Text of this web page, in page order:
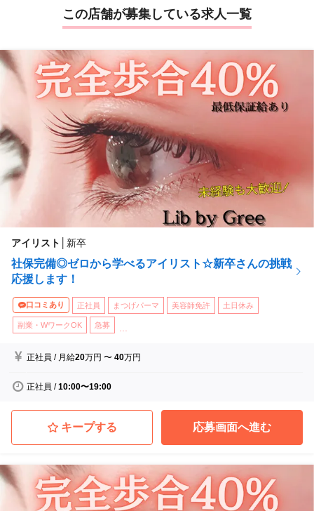
この店舗が募集している求人一覧
アイリスト 新卒
社保完備◎ゼロから学べるアイリスト☆新卒さんの挑戦
応援します！
口コミあり 正社員 まつげパーマ 美容師免許 土日休み
副業・WワークOK 急募
正社員 / 月給20万円 〜40万円
正社員 /10:00〜19:00
キープする 応募画面へ進む